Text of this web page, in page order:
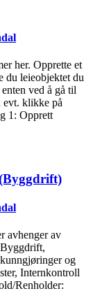
her. Opprette et
du leieobjektet du
ved å gå til
evt. klikke på
1: Opprett
avhenger av
og
Internkontroll
Renholder: